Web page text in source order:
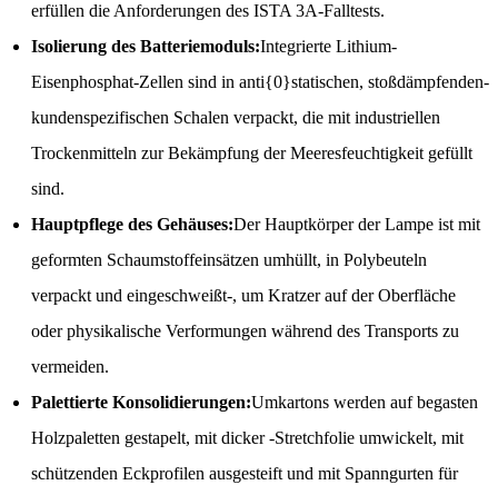
erfüllen die Anforderungen des ISTA 3A-Falltests.
Isolierung des Batteriemoduls:Integrierte Lithium-
Eisenphosphat-Zellen sind in anti{0}statischen, stoßdämpfenden-
kundenspezifischen Schalen verpackt, die mit industriellen
Trockenmitteln zur Bekämpfung der Meeresfeuchtigkeit gefüllt
sind.
Hauptpflege des Gehäuses:Der Hauptkörper der Lampe ist mit
geformten Schaumstoffeinsätzen umhüllt, in Polybeuteln
verpackt und eingeschweißt-, um Kratzer auf der Oberfläche
oder physikalische Verformungen während des Transports zu
vermeiden.
Palettierte Konsolidierungen:Umkartons werden auf begasten
Holzpaletten gestapelt, mit dicker -Stretchfolie umwickelt, mit
schützenden Eckprofilen ausgesteift und mit Spanngurten für